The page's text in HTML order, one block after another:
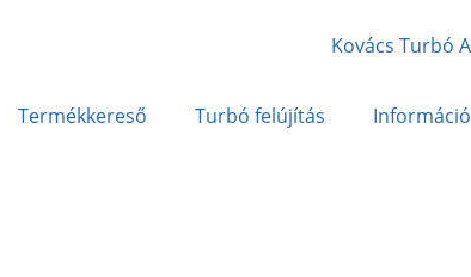
Termékkereső Turbó felújítás Információ